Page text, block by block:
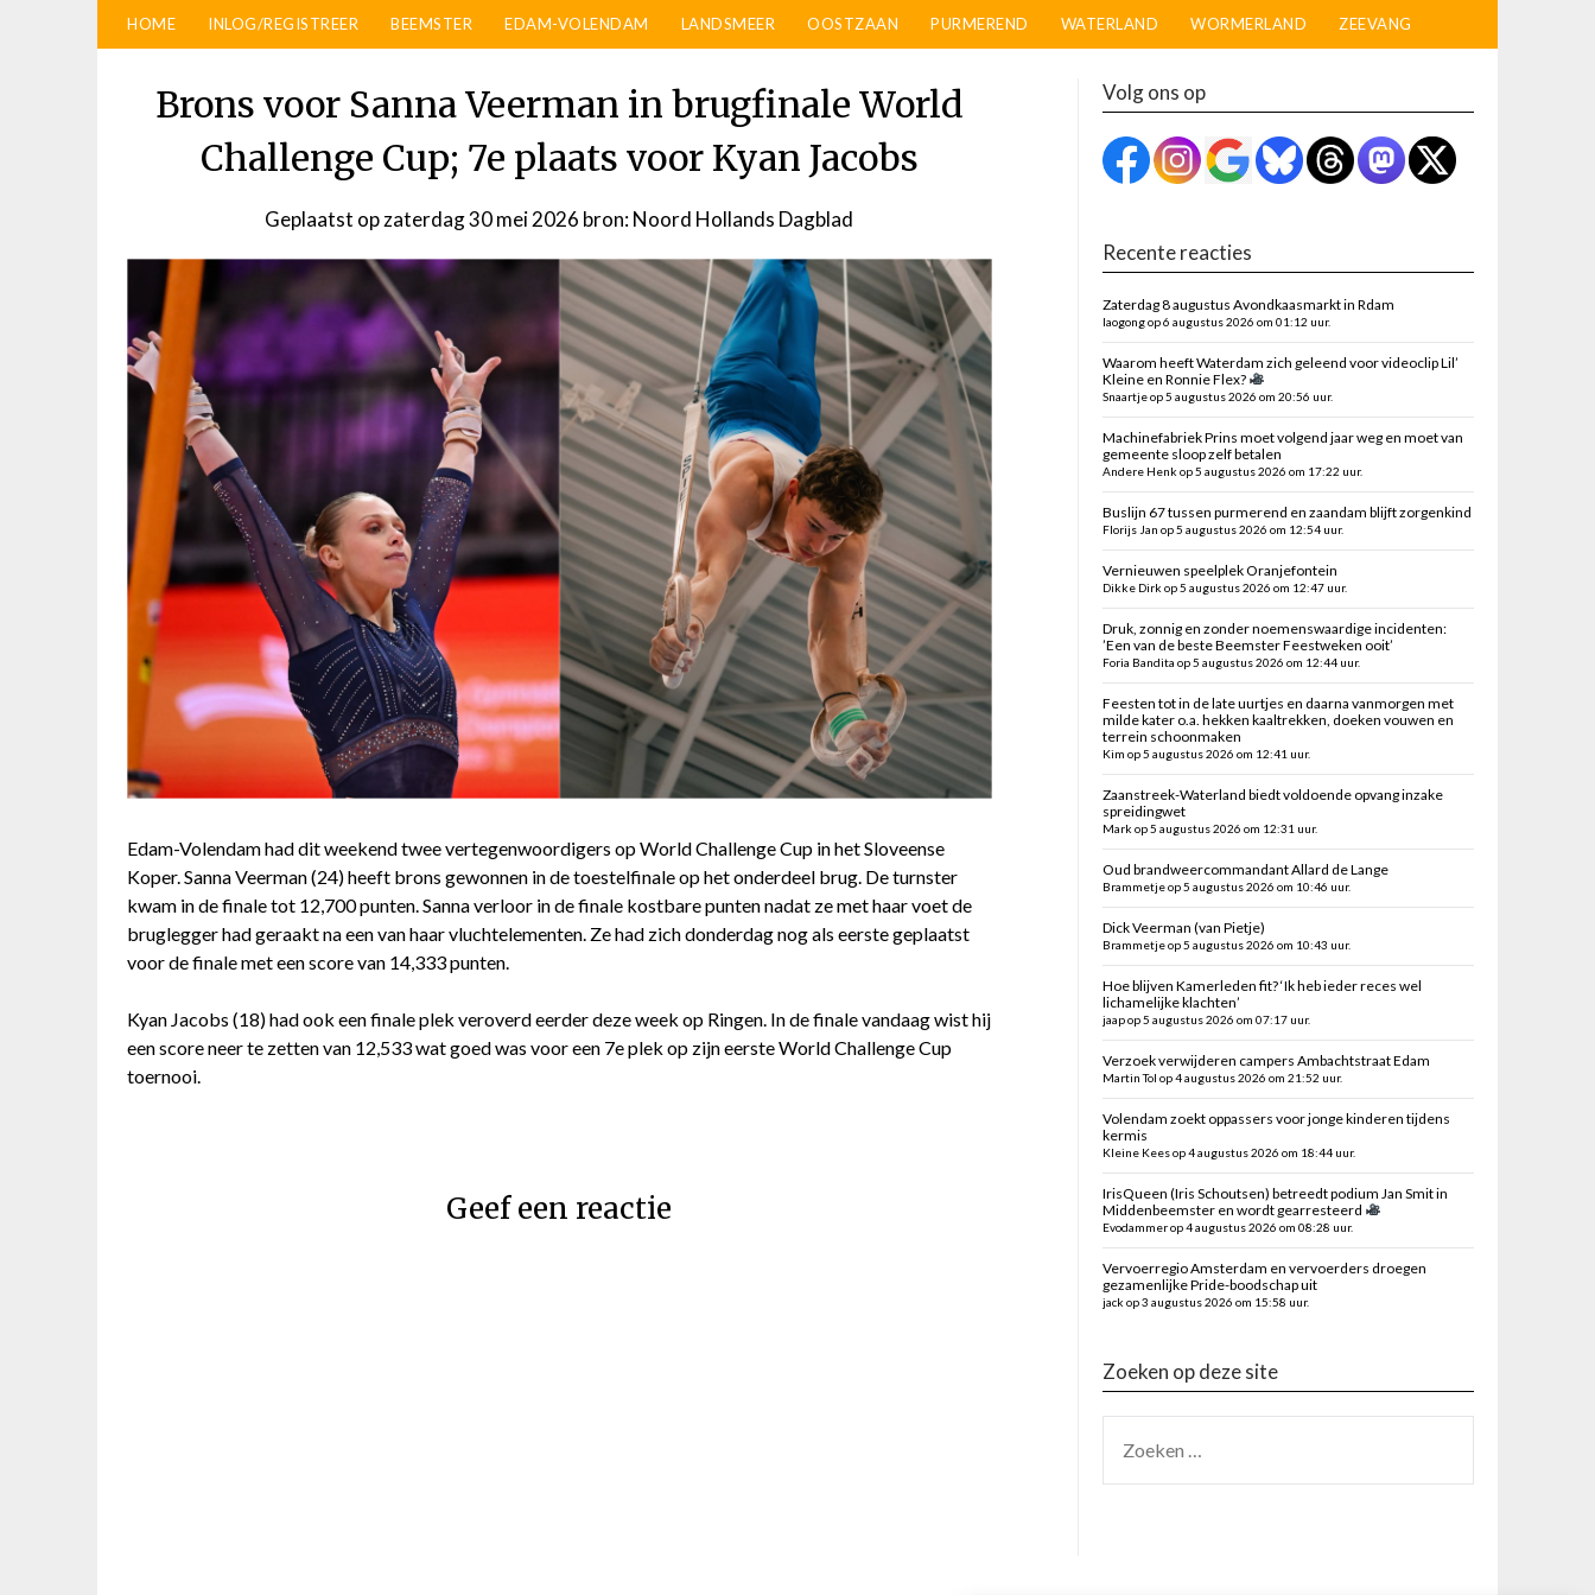
HOME INLOG/REGISTREER BEEMSTER EDAM-VOLENDAM LANDSMEER OOSTZAAN PURMEREND WATERLAND WORMERLAND ZEEVANG
Brons voor Sanna Veerman in brugfinale World
Challenge Cup; 7e plaats voor Kyan Jacobs
Geplaatst opzaterdag 30 mei 2026 door
bron: Noord Hollands Dagblad
Edam-Volendam had dit weekend twee vertegenwoordigers op World Challenge Cup in het Sloveense
Koper. Sanna Veerman (24) heeft brons gewonnen in de toestelfinale op het onderdeel brug. De turnster
kwam in de finale tot 12,700 punten. Sanna verloor in de finale kostbare punten nadat ze met haar voet de
bruglegger had geraakt na een van haar vluchtelementen. Ze had zich donderdag nog als eerste geplaatst
voor de finale met een score van 14,333 punten.
Kyan Jacobs (18) had ook een finale plek veroverd eerder deze week op Ringen. In de finale vandaag wist hij
een score neer te zetten van 12,533 wat goed was voor een 7e plek op zijn eerste World Challenge Cup
toernooi.
Geef een reactie
Volg ons op
Recente reacties
Zaterdag 8 augustus Avondkaasmarkt in Rdam
laogong op 6 augustus 2026 om 01:12 uur.
Waarom heeft Waterdam zich geleend voor videoclip Lil’
Kleine en Ronnie Flex?
Snaartje op 5 augustus 2026 om 20:56 uur.
Machinefabriek Prins moet volgend jaar weg en moet van
gemeente sloop zelf betalen
Andere Henk op 5 augustus 2026 om 17:22 uur.
Buslijn 67 tussen purmerend en zaandam blijft zorgenkind
Florijs Jan op 5 augustus 2026 om 12:54 uur.
Vernieuwen speelplek Oranjefontein
Dikke Dirk op 5 augustus 2026 om 12:47 uur.
Druk, zonnig en zonder noemenswaardige incidenten:
’Een van de beste Beemster Feestweken ooit’
Foria Bandita op 5 augustus 2026 om 12:44 uur.
Feesten tot in de late uurtjes en daarna vanmorgen met
milde kater o.a. hekken kaaltrekken, doeken vouwen en
terrein schoonmaken
Kim op 5 augustus 2026 om 12:41 uur.
Zaanstreek-Waterland biedt voldoende opvang inzake
spreidingwet
Mark op 5 augustus 2026 om 12:31 uur.
Oud brandweercommandant Allard de Lange
Brammetje op 5 augustus 2026 om 10:46 uur.
Dick Veerman (van Pietje)
Brammetje op 5 augustus 2026 om 10:43 uur.
Hoe blijven Kamerleden fit? ‘Ik heb ieder reces wel
lichamelijke klachten’
jaap op 5 augustus 2026 om 07:17 uur.
Verzoek verwijderen campers Ambachtstraat Edam
Martin Tol op 4 augustus 2026 om 21:52 uur.
Volendam zoekt oppassers voor jonge kinderen tijdens
kermis
Kleine Kees op 4 augustus 2026 om 18:44 uur.
IrisQueen (Iris Schoutsen) betreedt podium Jan Smit in
Middenbeemster en wordt gearresteerd
Evodammer op 4 augustus 2026 om 08:28 uur.
Vervoerregio Amsterdam en vervoerders droegen
gezamenlijke Pride-boodschap uit
jack op 3 augustus 2026 om 15:58 uur.
Zoeken op deze site